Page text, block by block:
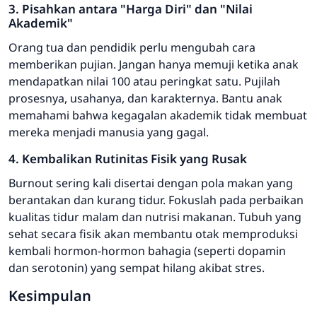
3. Pisahkan antara "Harga Diri" dan "Nilai
Akademik"
Orang tua dan pendidik perlu mengubah cara
memberikan pujian. Jangan hanya memuji ketika anak
mendapatkan nilai 100 atau peringkat satu. Pujilah
prosesnya, usahanya, dan karakternya. Bantu anak
memahami bahwa kegagalan akademik tidak membuat
mereka menjadi manusia yang gagal.
4. Kembalikan Rutinitas Fisik yang Rusak
Burnoutsering kali disertai dengan pola makan yang
berantakan dan kurang tidur. Fokuslah pada perbaikan
kualitas tidur malam dan nutrisi makanan. Tubuh yang
sehat secara fisik akan membantu otak memproduksi
kembali hormon-hormon bahagia (seperti dopamin
dan serotonin) yang sempat hilang akibat stres.
Kesimpulan